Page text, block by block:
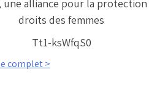
une alliance pour la
droits des femmes
Tt1-ksWfqS0
complet >